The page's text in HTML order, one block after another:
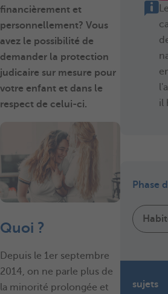
financièrement et
personnellement? Vous
avez le possibilité de
demander la protection
judicaire sur mesure pour
votre enfant et dans le
respect de celui-ci.
Quoi ?
Depuis le 1er septembre
2014, on ne parle plus de
la minorité prolongée et
il
Phase
sujets